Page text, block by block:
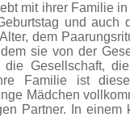
mit ihrer Familie
und auch
dem
sie von der
Gesellschaft,
Familie ist
Mädchen
Partner. In einem